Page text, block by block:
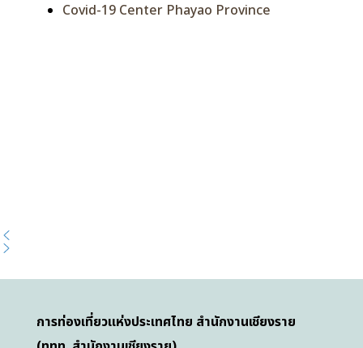
Covid-19 Center Phayao Province
การท่องเที่ยวแห่งประเทศไทย สำนักงานเชียงราย